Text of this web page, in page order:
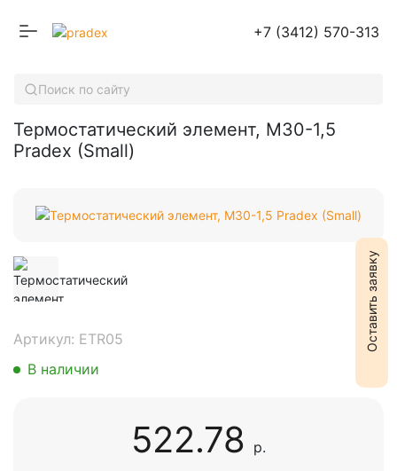
Поиск по сайту
+7 (3412) 570-313
Термостатический элемент, М30-1,5
Pradex (Small)
Артикул: ETR05
В наличии
522.78 р.
Оставить заявку